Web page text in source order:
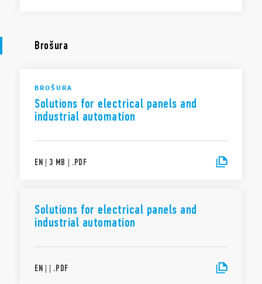
Brošura
BROŠURA
Solutions for electrical panels and
industrial automation
EN | 3 MB | .PDF
Solutions for electrical panels and
industrial automation
EN | | .PDF